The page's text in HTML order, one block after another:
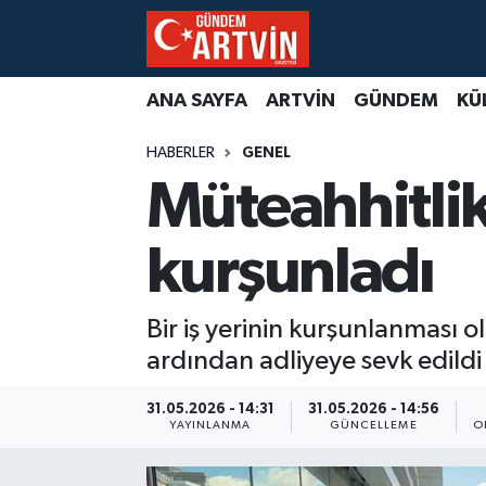
ANA SAYFA ARTVİN GÜNDEM
HABERLER GENEL
kurşunladı
Bir iş yerinin kurşunlanması
ardından adliyeye sevk edildi
31.05.2026 - 14:31
YAYINLANMA
31.05.2026 - 14:56
GÜNCELLEME